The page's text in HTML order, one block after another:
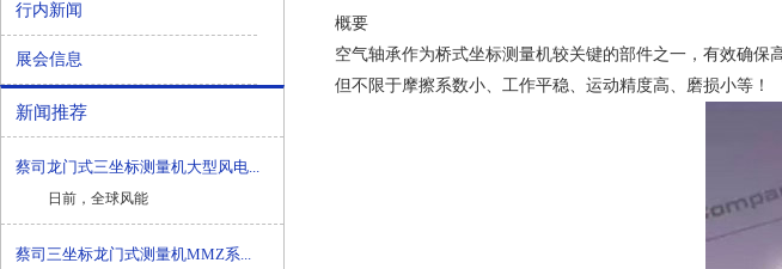
行内新闻
展会信息
新闻推荐
蔡司龙门式三坐标测量机大型风电...
日前，全球风能
蔡司三坐标龙门式测量机MMZ系...
概要
空气轴承作为桥式坐标测量机较关键的部件之一，有效确
但不限于摩擦系数小、工作平稳、运动精度高、磨损小等！